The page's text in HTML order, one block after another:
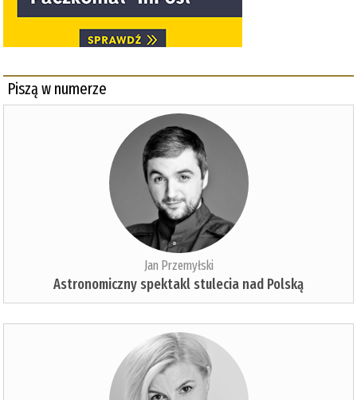
Piszą w numerze
Jan Przemyłski
Astronomiczny spektakl stulecia nad Polską